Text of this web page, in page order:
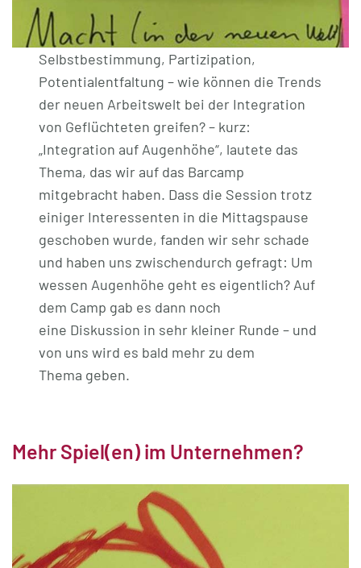
Selbstbestimmung, Partizipation,
Potentialentfaltung – wie können die Trends
der neuen Arbeitswelt bei der Integration
von Geflüchteten greifen? – kurz:
„Integration auf Augenhöhe“, lautete das
Thema, das wir auf das Barcamp
mitgebracht haben. Dass die Session trotz
einiger Interessenten in die Mittagspause
geschoben wurde, fanden wir sehr schade
und haben uns zwischendurch gefragt: Um
wessen Augenhöhe geht es eigentlich? Auf
dem Camp gab es dann noch
eine Diskussion in sehr kleiner Runde – und
von uns wird es bald mehr zu dem
Thema geben.
Mehr Spiel(en) im Unternehmen?